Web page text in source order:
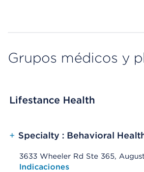
Grupos médicos y
Lifestance Health
+ Specialty : Behavioral
3633 Wheeler Rd Ste 365,
Opens native map application
Indicaciones